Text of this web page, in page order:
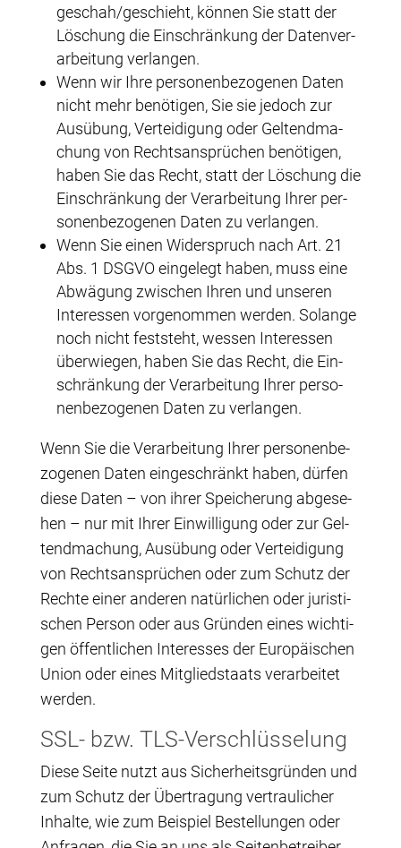
geschah/geschieht, kön­nen Sie statt der
Löschung die Ein­schrän­kung der Daten­ver­
ar­bei­tung verlangen.
Wenn wir Ihre per­so­nen­be­zo­ge­nen Daten
nicht mehr benö­ti­gen, Sie sie jedoch zur
Aus­übung, Ver­tei­di­gung oder Gel­tend­ma­
chung von Rechts­an­sprü­chen benö­ti­gen,
haben Sie das Recht, statt der Löschung die
Ein­schrän­kung der Ver­ar­bei­tung Ihrer per­
so­nen­be­zo­ge­nen Daten zu verlangen.
Wenn Sie einen Wider­spruch nach Art. 21
Abs. 1 DSGVO ein­ge­legt haben, muss eine
Abwä­gung zwi­schen Ihren und unse­ren
Inter­es­sen vor­ge­nom­men wer­den. Solan­ge
noch nicht fest­steht, wes­sen Inter­es­sen
über­wie­gen, haben Sie das Recht, die Ein­
schrän­kung der Ver­ar­bei­tung Ihrer per­so­
nen­be­zo­ge­nen Daten zu verlangen.
Wenn Sie die Ver­ar­bei­tung Ihrer per­so­nen­be­
zo­ge­nen Daten ein­ge­schränkt haben, dür­fen
die­se Daten – von ihrer Spei­che­rung abge­se­
hen – nur mit Ihrer Ein­wil­li­gung oder zur Gel­
tend­ma­chung, Aus­übung oder Ver­tei­di­gung
von Rechts­an­sprü­chen oder zum Schutz der
Rech­te einer ande­ren natür­li­chen oder juris­ti­
schen Per­son oder aus Grün­den eines wich­ti­
gen öffent­li­chen Inter­es­ses der Euro­päi­schen
Uni­on oder eines Mit­glied­staats ver­ar­bei­tet
werden.
SSL- bzw. TLS-Verschlüsselung
Die­se Sei­te nutzt aus Sicher­heits­grün­den und
zum Schutz der Über­tra­gung ver­trau­li­cher
Inhal­te, wie zum Bei­spiel Bestel­lun­gen oder